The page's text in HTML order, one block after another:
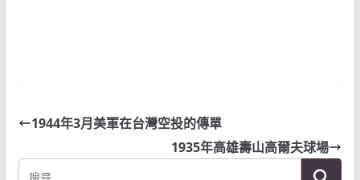
1944年3月美軍在台灣空投的傳單
1935年高雄壽山高爾夫球場